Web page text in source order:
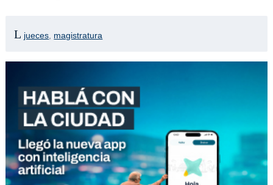
jueces magistratura